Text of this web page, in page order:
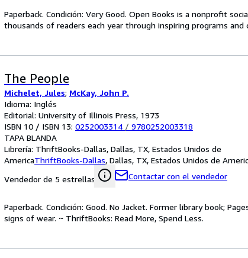
Paperback. Condición: Very Good. Open Books is a nonprofit
thousands of readers each year through inspiring programs
The People
Michelet, Jules; McKay, John P.
Idioma: Inglés
Editorial: University of Illinois Press, 1973
ISBN 10 / ISBN 13: 0252003314 / 9780252003318
TAPA BLANDA
Librería: ThriftBooks-Dallas, Dallas, TX, Estados Unidos de
AmericaThriftBooks-Dallas, Dallas, TX, Estados Unidos de
Vendedor de 5 estrellas
Contactar con el vendedor
Paperback. Condición: Good. No Jacket. Former library book;
signs of wear. ~ ThriftBooks: Read More, Spend Less.